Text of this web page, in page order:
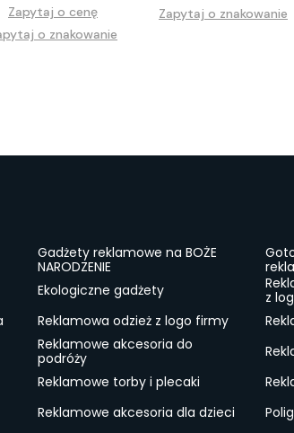
Zapytaj o cenę
o znakowanie
Zapytaj o znakowanie
Gadżety reklamowe na BOŻE
NARODZENIE
Ekologiczne gadżety
z
Reklamowa odzież z logo firmy
Reklamowe akcesoria do
podróży
Reklamowe torby i plecaki
Reklamowe akcesoria dla dzieci